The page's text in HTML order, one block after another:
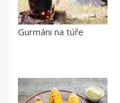
Gurmáni na túře